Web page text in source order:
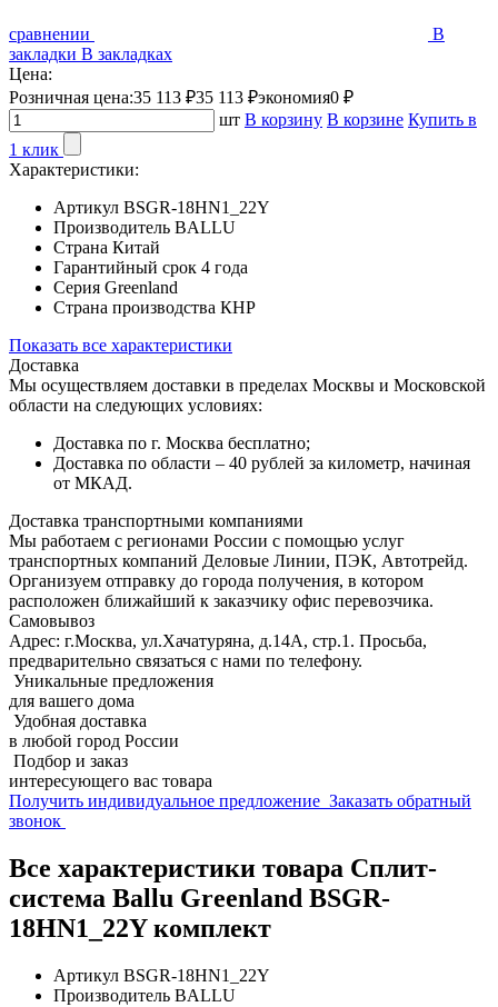
сравнении
В
закладки В закладках
Цена:
Розничная цена:35 113 ₽35 113 ₽экономия0 ₽
шт В корзину В корзине Купить в
1 клик
Характеристики:
Артикул BSGR-18HN1_22Y
Производитель BALLU
Страна Китай
Гарантийный срок 4 года
Серия Greenland
Страна производства КНР
Показать все характеристики
Доставка
Мы осуществляем доставки в пределах Москвы и Московской
области на следующих условиях:
Доставка по г. Москва бесплатно;
Доставка по области – 40 рублей за километр, начиная
от МКАД.
Доставка транспортными компаниями
Мы работаем с регионами России с помощью услуг
транспортных компаний Деловые Линии, ПЭК, Автотрейд.
Организуем отправку до города получения, в котором
расположен ближайший к заказчику офис перевозчика.
Самовывоз
Адрес: г.Москва, ул.Хачатуряна, д.14А, стр.1. Просьба,
предварительно связаться с нами по телефону.
Уникальные предложения
для вашего дома
Удобная доставка
в любой город России
Подбор и заказ
интересующего вас товара
Получить индивидуальное предложение Заказать обратный
звонок
Все характеристики товара Сплит-
система Ballu Greenland BSGR-
18HN1_22Y комплект
Артикул BSGR-18HN1_22Y
Производитель BALLU